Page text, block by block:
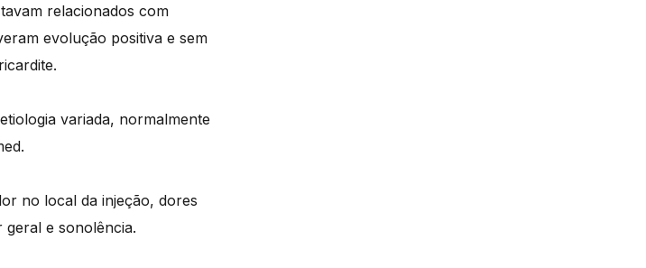
relacionados com
evolução positiva e sem
variada, normalmente
no local da injeção, dores
e sonolência.